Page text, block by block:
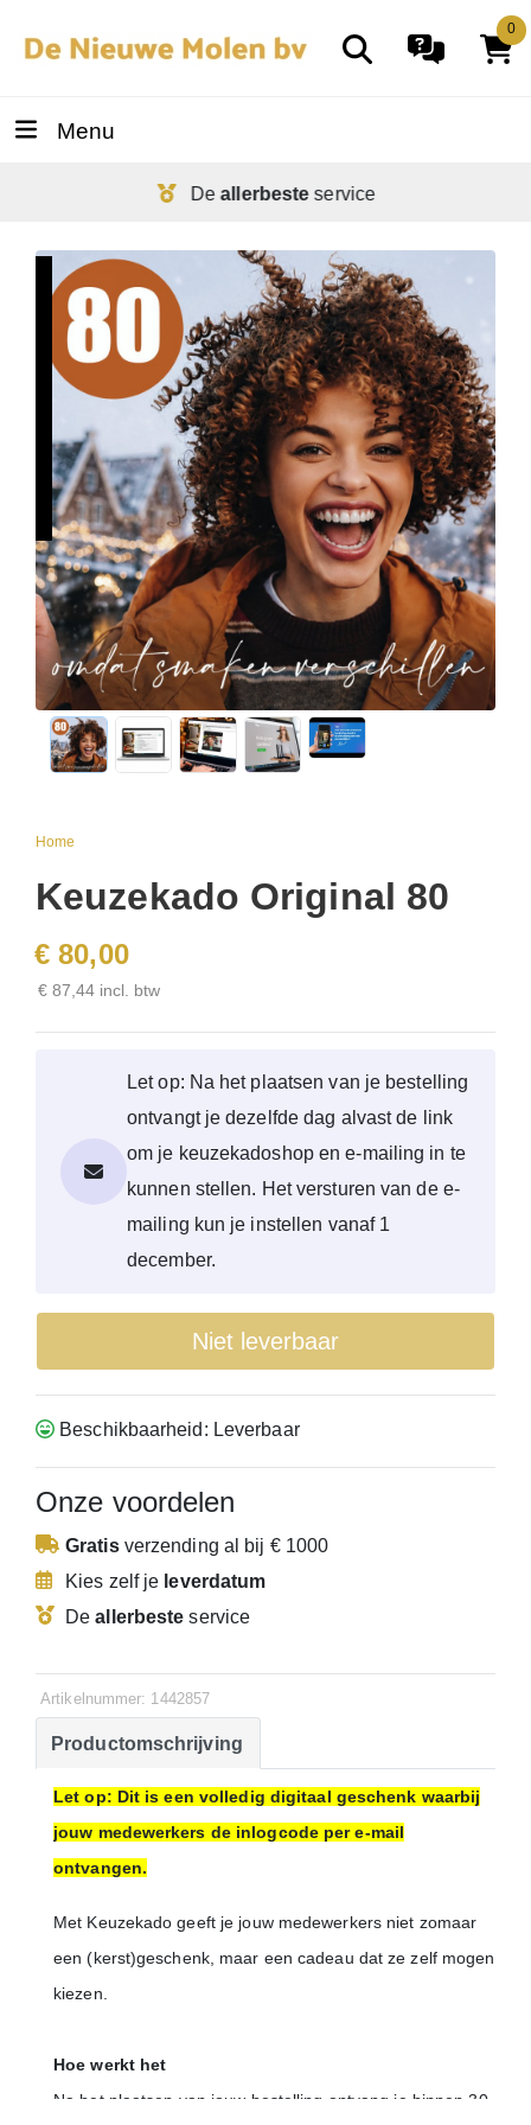
0
Menu
Deallerbesteservice
Home
Keuzekado Original 80
€ 80,00
€ 87,44 incl. btw
Let op: Na het plaatsen van je bestelling
ontvangt je dezelfde dag alvast de link
om je keuzekadoshop en e-mailing in te
kunnen stellen. Het versturen van de e-
mailing kun je instellen vanaf 1
december.
Niet leverbaar
Beschikbaarheid: Leverbaar
Onze voordelen
Gratisverzending al bij € 1000
Kies zelf je leverdatum
Deallerbeste service
Artikelnummer: 1442857
Productomschrijving
Let op: Dit is een volledig digitaal geschenk waarbij
jouw medewerkers de inlogcode per e-mail
ontvangen.
Met Keuzekado geeft je jouw medewerkers niet zomaar
een (kerst)geschenk, maar een cadeau dat ze zelf mogen
kiezen.
Hoe werkt het
Na het plaatsen van jouw bestelling ontvang je binnen 30